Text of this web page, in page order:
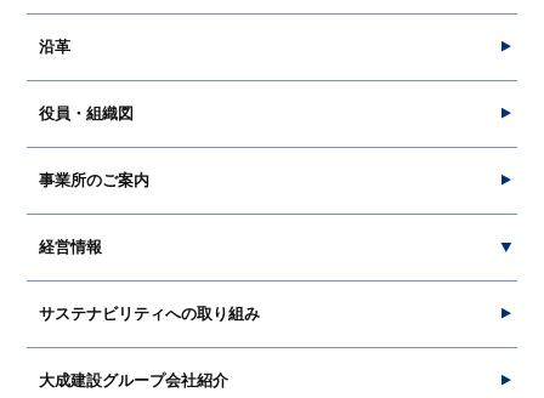
沿革
役員・組織図
事業所のご案内
経営情報
サステナビリティへの取り組み
大成建設グループ会社紹介